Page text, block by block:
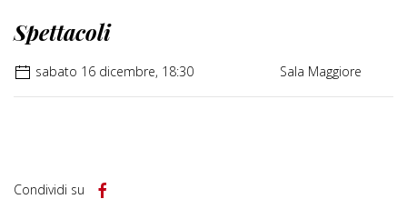
Spettacoli
sabato 16 dicembre, 18:30 Sala Maggiore
Condividi su